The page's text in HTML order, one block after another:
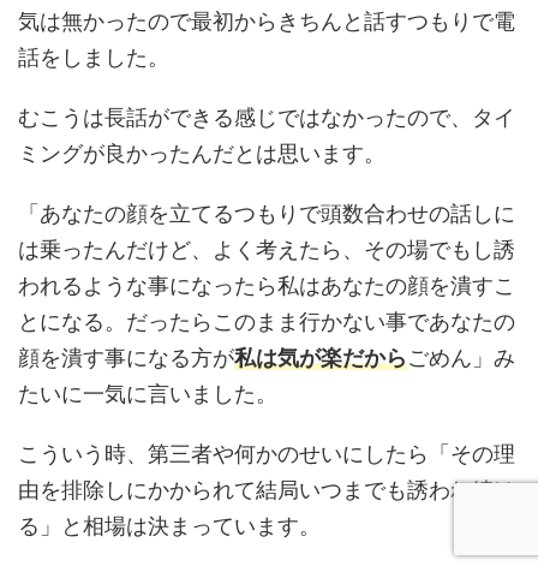
気は無かったので最初からきちんと話すつもりで電
話をしました。
むこうは長話ができる感じではなかったので、タイ
ミングが良かったんだとは思います。
「あなたの顔を立てるつもりで頭数合わせの話しに
は乗ったんだけど、よく考えたら、その場でもし誘
われるような事になったら私はあなたの顔を潰すこ
とになる。だったらこのまま行かない事であなたの
顔を潰す事になる方が私は気が楽だからごめん」み
たいに一気に言いました。
こういう時、第三者や何かのせいにしたら「その理
由を排除しにかかられて結局いつまでも誘われ続け
る」と相場は決まっています。